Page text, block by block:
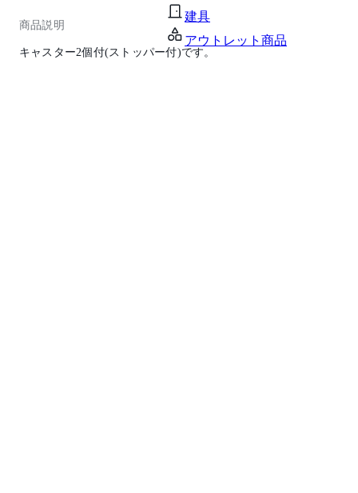
建具
アウトレット商品
商品説明
キャスター2個付(ストッパー付)です。